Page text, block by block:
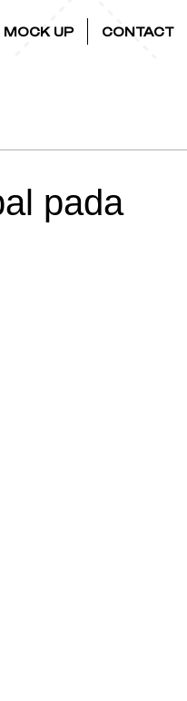
MOCK UP CONTACT
pada